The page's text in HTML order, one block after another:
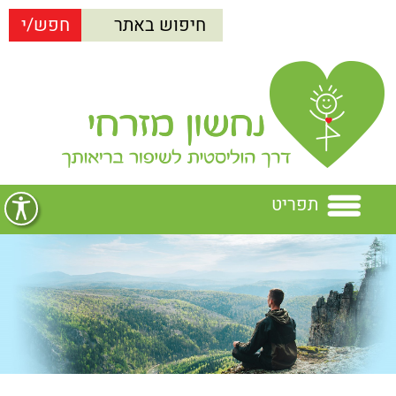
תפריט
בית
נחשון מזרחי
נחשון מזרחיהרצאות